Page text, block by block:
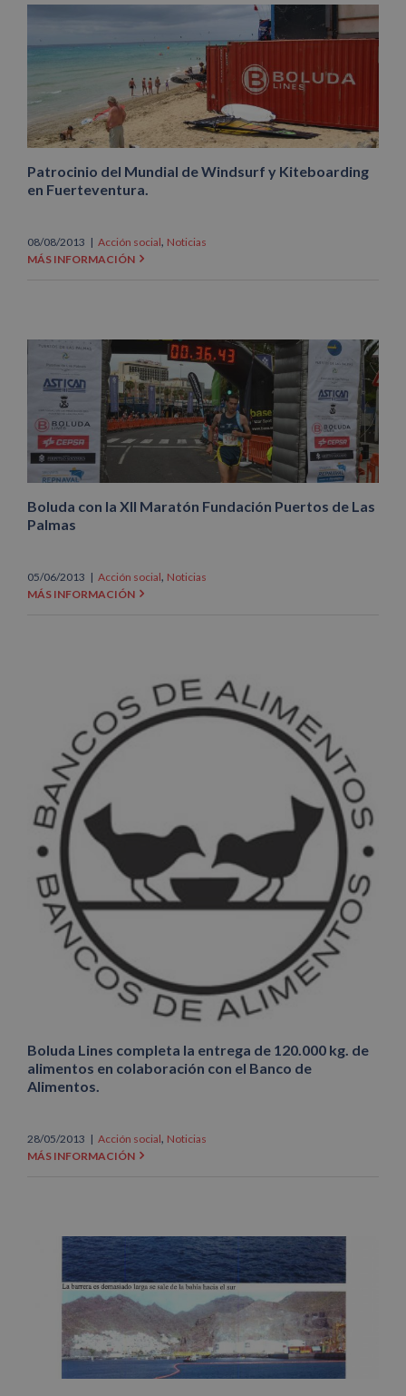
Patrocinio del Mundial de Windsurf y Kiteboarding
en Fuerteventura.
08/08/2013 | Acción social, Noticias
MÁS INFORMACIÓN
Boluda con la XII Maratón Fundación Puertos de Las
Palmas
05/06/2013 | Acción social, Noticias
MÁS INFORMACIÓN
Boluda Lines completa la entrega de 120.000 kg. de
alimentos en colaboración con el Banco de
Alimentos.
28/05/2013 | Acción social, Noticias
MÁS INFORMACIÓN